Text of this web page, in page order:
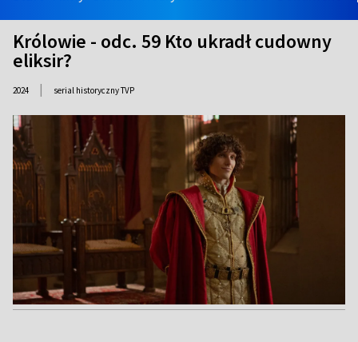
Królowie - odc. 59 Kto ukradł cudowny
eliksir?
2024 | serial historyczny TVP